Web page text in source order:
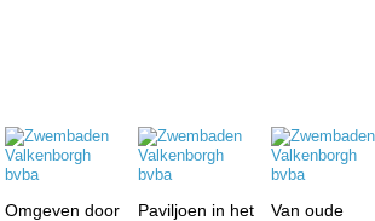
Omgeven door
Paviljoen in het
Van oude